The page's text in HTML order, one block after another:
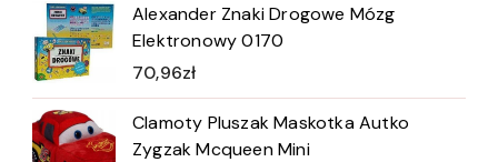
Alexander Znaki Drogowe Mózg
Elektronowy 0170
70,96zł
Clamoty Pluszak Maskotka Autko
Zygzak Mcqueen Mini